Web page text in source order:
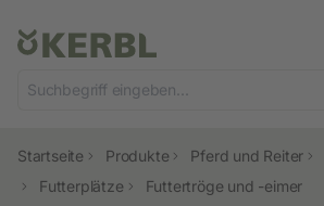
Startseite Produkte Pferd und Reiter
Futterplätze
Futtertröge und -eimer